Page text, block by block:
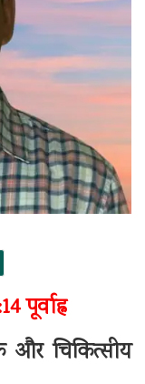
पूर्वाह्न
और चिकित्सीय